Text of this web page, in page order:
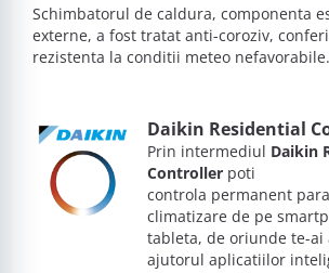
Schimbatorul de caldura, componenta
externe, a fost tratat anti-coroziv,
rezistenta la conditii meteo nefavorabile.
Daikin Residential
Prin intermediul Daikin
Controller poti
controla permanent
climatizare de pe
tableta, de oriunde te-ai
ajutorul aplicatiilor